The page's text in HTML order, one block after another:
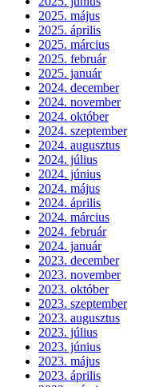
2025. május
2025. április
2025. március
2025. február
2025. január
2024. december
2024. november
2024. október
2024. szeptember
2024. augusztus
2024. július
2024. június
2024. május
2024. április
2024. március
2024. február
2024. január
2023. december
2023. november
2023. október
2023. szeptember
2023. augusztus
2023. július
2023. június
2023. május
2023. április